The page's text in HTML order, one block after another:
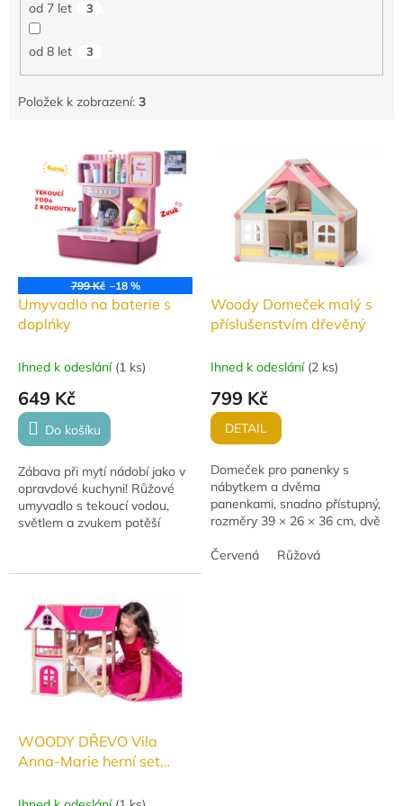
od 7 let 3
od 8 let 3
Položek k zobrazení: 3
u
799 Kč –18 %
Umyvadlo na baterie s
doplńky
Ihned k odeslání (1 ks)
649 Kč
Do košíku
Zábava při mytí nádobí jako v
opravdové kuchyni! Růžové
umyvadlo s tekoucí vodou,
světlem a zvukem potěší
baterie a začíná...
Woody Domeček malý s
příslušenstvím dřevěný
Ihned k odeslání (2 ks)
799 Kč
DETAIL
Domeček pro panenky s
nábytkem a dvěma
panenkami, snadno přístupný,
rozměry 39 × 26 × 36 cm, dvě
Červená
Růžová
WOODY DŘEVO Vila
Anna-Marie herní set
panenkami